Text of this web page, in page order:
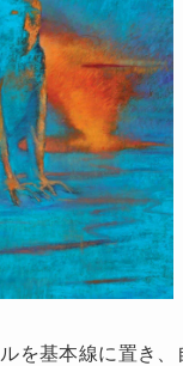
基本線に置き、